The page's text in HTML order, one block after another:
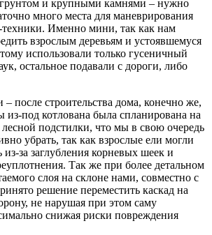
и крупными камнями – нужно
много места для маневрирования
Именно мини, так как нам
взрослым деревьям и устоявшемуся
использовали только гусеничный
остальное подавали с дороги, либо
– после строительства дома, конечно же,
из-под котлована была спланирована на
подстилки, что мы в свою очередь
убрать, так как взрослые ели могли
за заглубления корневых шеек и
Так же при более детальном
слоя на склоне нами, совместно с
решение переместить каскад на
не нарушая при этом саму
снижая риски повреждения